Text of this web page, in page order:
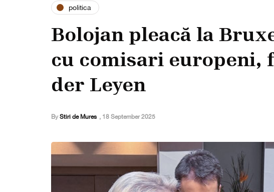
politica
Bolojan pleacă la
cu comisari europeni,
der Leyen
By Stiri de Mures , 18 September 2025